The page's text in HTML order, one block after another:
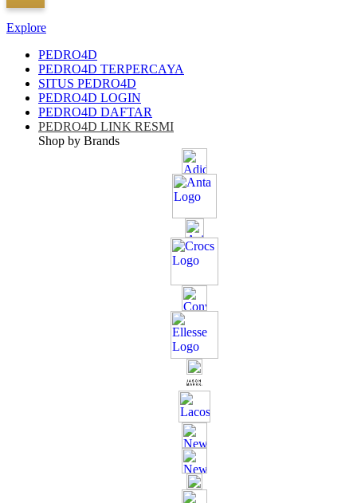
Explore
PEDRO4D
PEDRO4D TERPERCAYA
SITUS PEDRO4D
PEDRO4D LOGIN
PEDRO4D DAFTAR
PEDRO4D LINK RESMI
Shop by Brands